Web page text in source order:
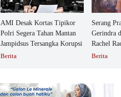
AMI Desak Kortas Tipikor
Polri Segera Tahan Mantan
Jampidsus Tersangka Korupsi
Berita
Serang
Gerindra
Rachel
Berita